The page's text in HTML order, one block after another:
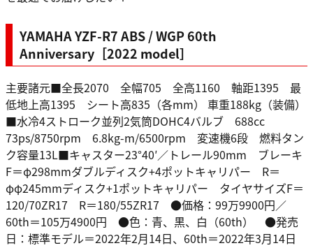
YAMAHA YZF-R7 ABS / WGP 60th
Anniversary［2022 model］
主要諸元■全長2070 全幅705 全高1160 軸距1395 最
低地上高1395 シート高835（各mm） 車重188kg（装備）
■水冷4ストローク並列2気筒DOHC4バルブ 688cc
73ps/8750rpm 6.8kg-m/6500rpm 変速機6段 燃料タン
ク容量13L■キャスター23°40′／トレール90mm ブレーキ
F＝φ298mmダブルディスク+4ポットキャリパー R＝
φφ245mmディスク+1ポットキャリパー タイヤサイズF＝
120/70ZR17 R＝180/55ZR17 ●価格：99万9900円／
60th＝105万4900円 ●色：青、黒、白（60th） ●発売
日：標準モデル＝2022年2月14日、60th＝2022年3月14日